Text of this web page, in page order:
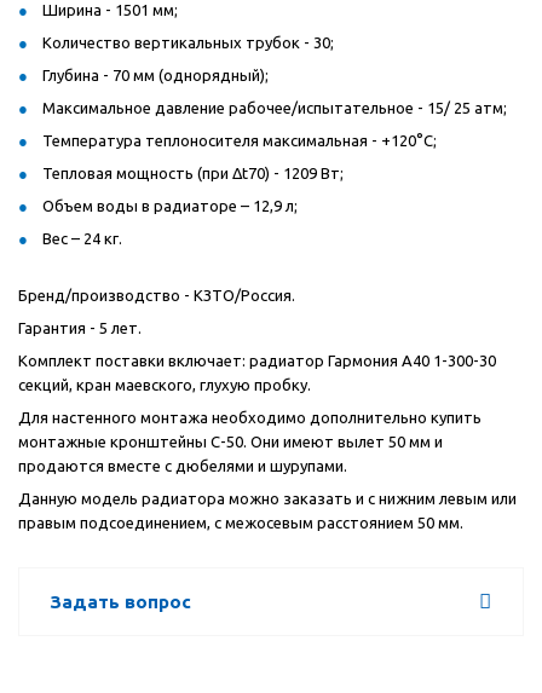
Ширина - 1501 мм;
Количество вертикальных трубок - 30;
Глубина - 70 мм (однорядный);
Максимальное давление рабочее/испытательное - 15/ 25 атм;
Температура теплоносителя максимальная - +120°С;
Тепловая мощность (при Δt70) - 1209 Вт;
Объем воды в радиаторе – 12,9 л;
Вес – 24 кг.
Бренд/производство - КЗТО/Россия.
Гарантия - 5 лет.
Комплект поставки включает: радиатор Гармония А40 1-300-30
секций, кран маевского, глухую пробку.
Для настенного монтажа необходимо дополнительно купить
монтажные кронштейны С-50. Они имеют вылет 50 мм и
продаются вместе с дюбелями и шурупами.
Данную модель радиатора можно заказать и с нижним левым или
правым подсоединением, с межосевым расстоянием 50 мм.
Задать вопрос